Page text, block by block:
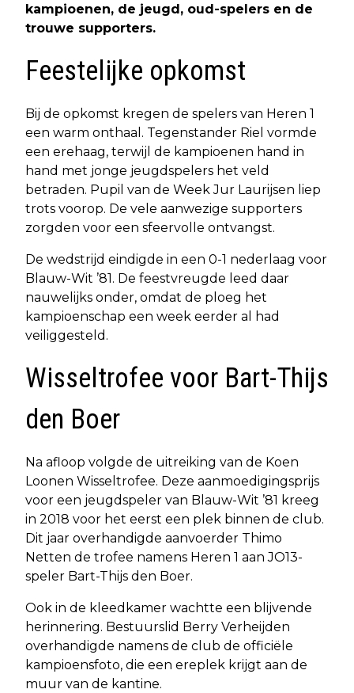
kampioenen, de jeugd, oud-spelers en de
trouwe supporters.
Feestelijke opkomst
Bij de opkomst kregen de spelers van Heren 1
een warm onthaal. Tegenstander Riel vormde
een erehaag, terwijl de kampioenen hand in
hand met jonge jeugdspelers het veld
betraden. Pupil van de Week Jur Laurijsen liep
trots voorop. De vele aanwezige supporters
zorgden voor een sfeervolle ontvangst.
De wedstrijd eindigde in een 0-1 nederlaag voor
Blauw-Wit ’81. De feestvreugde leed daar
nauwelijks onder, omdat de ploeg het
kampioenschap een week eerder al had
veiliggesteld.
Wisseltrofee voor Bart-Thijs
den Boer
Na afloop volgde de uitreiking van de Koen
Loonen Wisseltrofee. Deze aanmoedigingsprijs
voor een jeugdspeler van Blauw-Wit ’81 kreeg
in 2018 voor het eerst een plek binnen de club.
Dit jaar overhandigde aanvoerder Thimo
Netten de trofee namens Heren 1 aan JO13-
speler Bart-Thijs den Boer.
Ook in de kleedkamer wachtte een blijvende
herinnering. Bestuurslid Berry Verheijden
overhandigde namens de club de officiële
kampioensfoto, die een ereplek krijgt aan de
muur van de kantine.